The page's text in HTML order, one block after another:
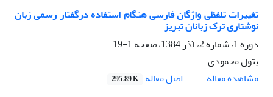
تغییرات تلفظی واژگان فارسی هنگام استفاده درگفتار رسمی زبان
نوشتاری ترک زبانان تبریز
دوره 1، شماره 2، آذر 1384، صفحه
1-19
بتول محمودی
مشاهده مقاله
اصل مقاله 295.89 K